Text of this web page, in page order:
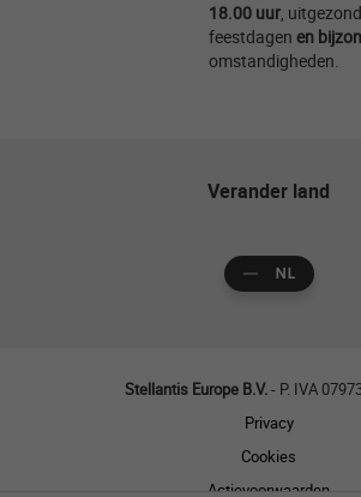
18.00 uur,
feestdagen en
omstandigheden.
Verander land
NL
Stellantis Europe B.V.- P. IVA
Privacy
Cookies
Actievoorwaarden